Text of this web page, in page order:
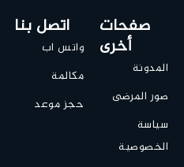
اتصل بنا
واتس اب
مكالمة
حجز موعد
صفحات
أخرى
المدونة
صور المرضى
سياسة
الخصوصية